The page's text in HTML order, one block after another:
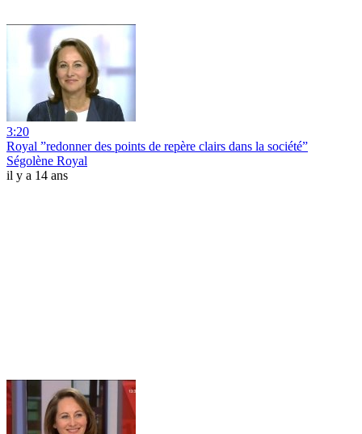
3:20
Royal ”redonner des points de repère clairs dans la société”
Ségolène Royal
il y a 14 ans